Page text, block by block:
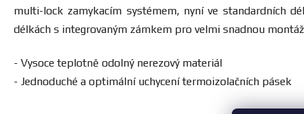
multi-lock zamykacím systémem, nyní ve standardních
délkách s integrovaným zámkem pro velmi snadnou
- Vysoce teplotně odolný nerezový materiál
- Jednoduché a optimální uchycení termoizolačních pásek